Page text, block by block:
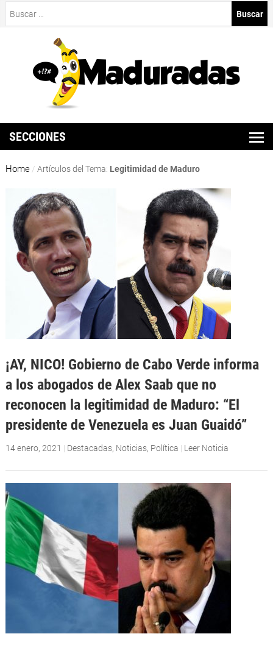
SECCIONES
Home / Artículos del Tema: Legitimidad de Maduro
¡AY, NICO! Gobierno de Cabo Verde informa
a los abogados de Alex Saab que no
reconocen la legitimidad de Maduro: “El
presidente de Venezuela es Juan Guaidó”
14 enero, 2021 | Destacadas, Noticias, Política | Leer Noticia